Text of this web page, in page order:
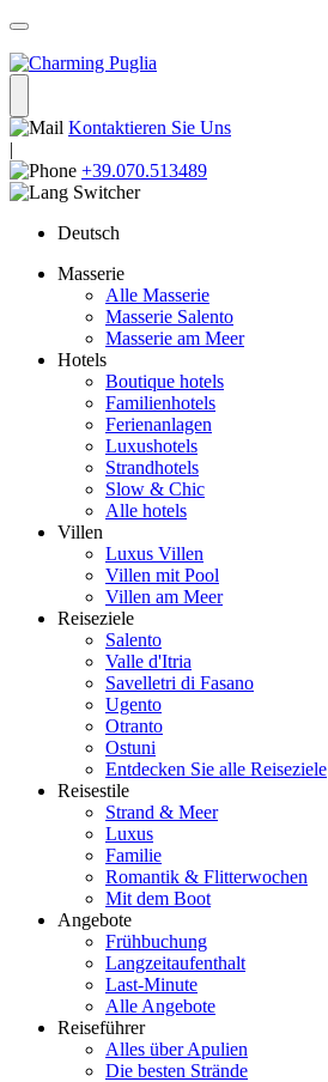
Kontaktieren Sie Uns
|
+39.070.513489
Deutsch
Masserie
Alle Masserie
Masserie Salento
Masserie am Meer
Hotels
Boutique hotels
Familienhotels
Ferienanlagen
Luxushotels
Strandhotels
Slow & Chic
Alle hotels
Villen
Luxus Villen
Villen mit Pool
Villen am Meer
Reiseziele
Salento
Valle d'Itria
Savelletri di Fasano
Ugento
Otranto
Ostuni
Entdecken Sie alle Reiseziele
Reisestile
Strand & Meer
Luxus
Familie
Romantik & Flitterwochen
Mit dem Boot
Angebote
Frühbuchung
Langzeitaufenthalt
Last-Minute
Alle Angebote
Reiseführer
Alles über Apulien
Die besten Strände